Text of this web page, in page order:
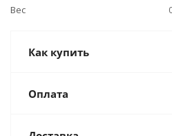
Вес
Как купить
Оплата